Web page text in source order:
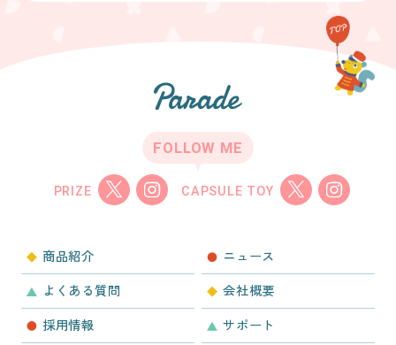
FOLLOW ME
PRIZE CAPSULE TOY
商品紹介 ニュース
よくある質問 会社概要
採用情報 サポート